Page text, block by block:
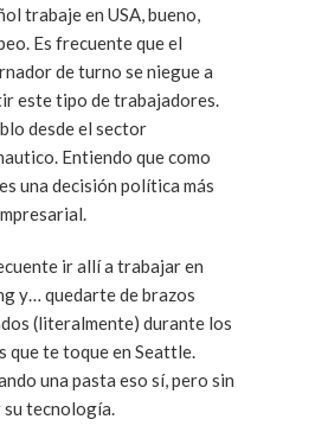
trabaje en USA, bueno,
Es frecuente que el
de turno se niegue a
este tipo de trabajadores.
desde el sector
Entiendo que como
una decisión política más
ir allí a trabajar en
y… quedarte de brazos
(literalmente) durante los
que te toque en Seattle.
una pasta eso sí, pero sin
tecnología.